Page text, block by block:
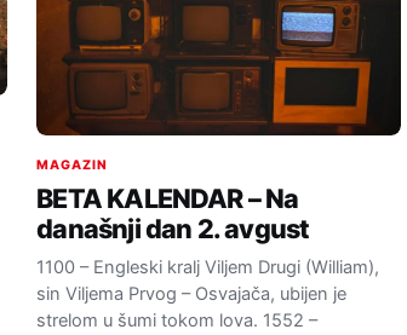
MAGAZIN
BETA KALENDAR – Na
današnji dan 2. avgust
1100 – Engleski kralj Viljem Drugi (William),
sin Viljema Prvog – Osvajača, ubijen je
strelom u šumi tokom lova. 1552 –